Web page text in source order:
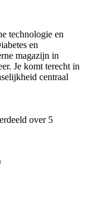
technologie en
en
magazijn in
Je komt terecht in
centraal
over 5